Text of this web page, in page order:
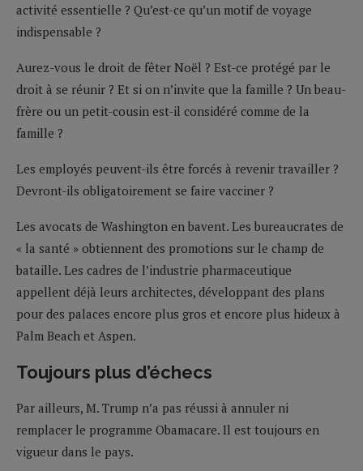
activité essentielle ? Qu’est-ce qu’un motif de voyage
indispensable ?
Aurez-vous le droit de fêter Noël ? Est-ce protégé par le
droit à se réunir ? Et si on n’invite que la famille ? Un beau-
frère ou un petit-cousin est-il considéré comme de la
famille ?
Les employés peuvent-ils être forcés à revenir travailler ?
Devront-ils obligatoirement se faire vacciner ?
Les avocats de Washington en bavent. Les bureaucrates de
« la santé » obtiennent des promotions sur le champ de
bataille. Les cadres de l’industrie pharmaceutique
appellent déjà leurs architectes, développant des plans
pour des palaces encore plus gros et encore plus hideux à
Palm Beach et Aspen.
Toujours plus d’échecs
Par ailleurs, M. Trump n’a pas réussi à annuler ni
remplacer le programme Obamacare. Il est toujours en
vigueur dans le pays.